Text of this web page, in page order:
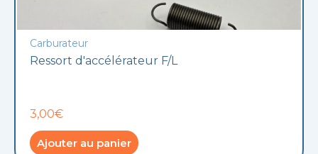
Carburateur
Ressort d'accélérateur F/L
3,00€
Ajouter au panier